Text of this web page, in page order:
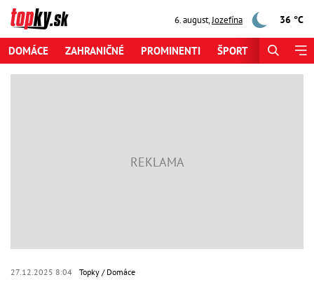
6. august,Jozefína 36 °C
DOMÁCE ZAHRANIČNÉ PROMINENTI ŠPORT
27.12.2025 8:04 Topky Domáce